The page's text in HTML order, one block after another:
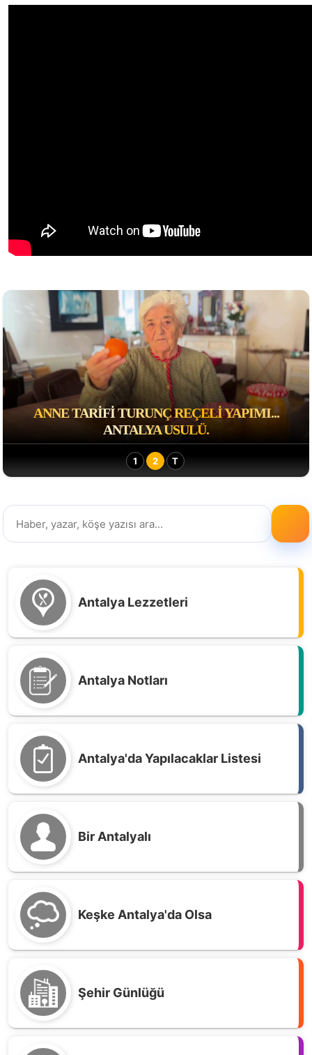
ANNE TARIFI TURUNÇ REÇELI YAPIMI...
ANTALYA USULÜ.
1 2 T
Antalya Lezzetleri
Antalya Notları
Antalya'da Yapılacaklar Listesi
Bir Antalyalı
Keşke Antalya'da Olsa
Şehir Günlüğü